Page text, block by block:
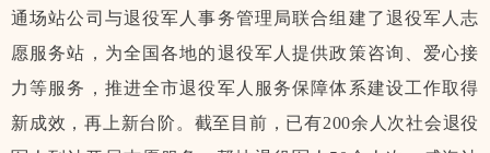
通场站公司与退役军人事务管理局联合组建了退役军人志
愿服务站，为全国各地的退役军人提供政策咨询、爱心接
力等服务，推进全市退役军人服务保障体系建设工作取得
新成效，再上新台阶。截至目前，已有200余人次社会退役